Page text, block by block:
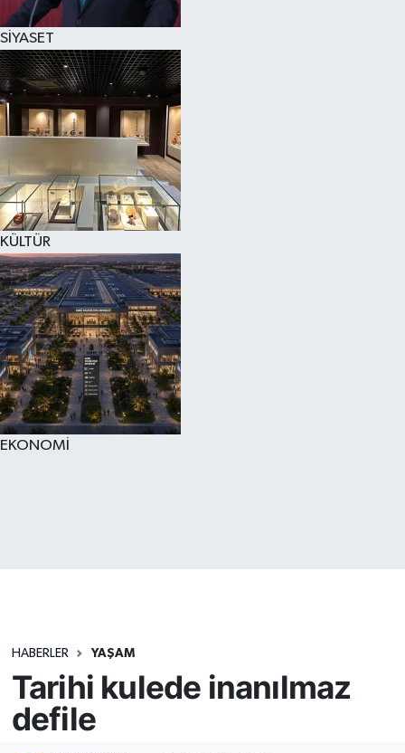
SİYASET
KÜLTÜR
EKONOMİ
HABERLER YAŞAM
Tarihi kulede inanılmaz
defile